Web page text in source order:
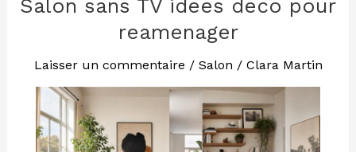
Salon sans TV idees deco pour
reamenager
Laisser un commentaire / Salon / Clara Martin
idees
deco
pour
reamenager